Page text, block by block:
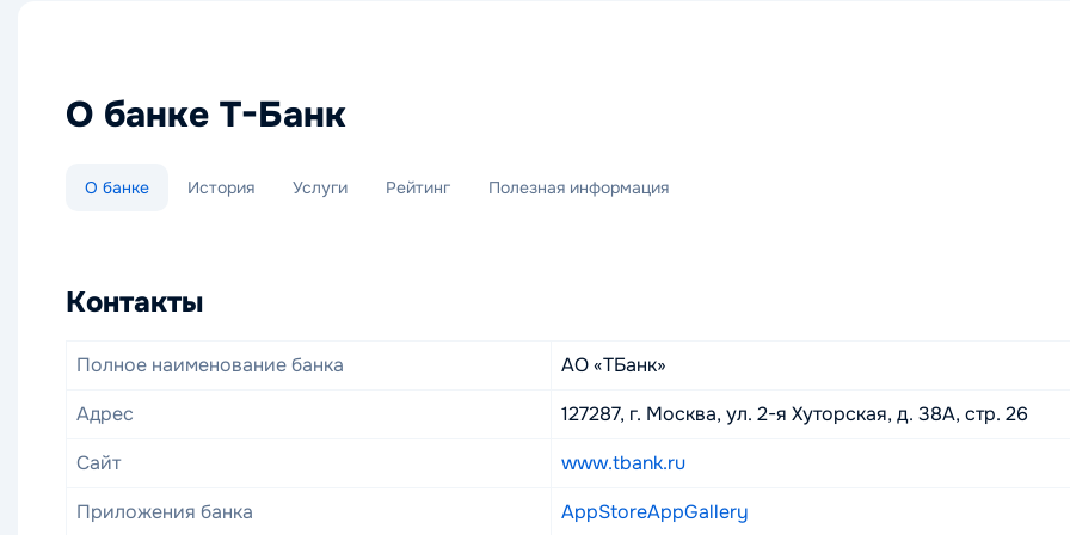
О банке Т-Банк
О банке История Услуги Рейтинг Полезная информация
Контакты
Полное наименование банка
АО «ТБанк»
Адрес
127287, г. Москва, ул. 2-я Хуторская, д. 38А, стр. 26
Сайт
www.tbank.ru
Приложения банка
AppStoreAppGallery
Сегодня Т-Банк
Кредитные карты Т-Банк
Вопросы и ответы
Подтверждение закрытия придёт в чат. Всё можно сделать без звонков и посещений офиса.